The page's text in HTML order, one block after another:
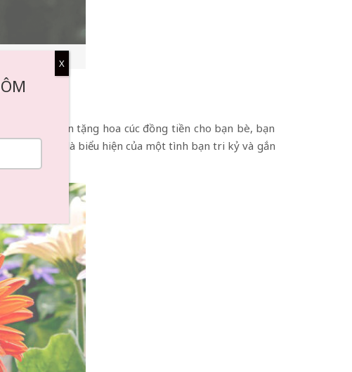
bè. Khi bạn tặng hoa cúc đồng tiền cho bạn bè, bạn
nào, đó là biểu hiện của một tình bạn tri kỷ và gắn
X